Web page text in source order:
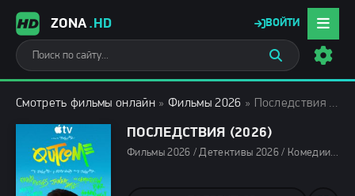
ZONA.HD ВОЙТИ
Смотреть фильмы онлайн » Фильмы 2026 » Последствия (2026)
ПОСЛЕДСТВИЯ (2026)
Фильмы 2026 / Детективы 2026 / Комедии 2026 / Криминальные фильмы 2026 / Триллеры 2026 / Последние фильмы 2026 / Новинки кино 2026 / Зарубежные фильмы 2026 / Фильмы апреля 2026 / Фильмы весны 2026 / Смотреть фильмы онлайн